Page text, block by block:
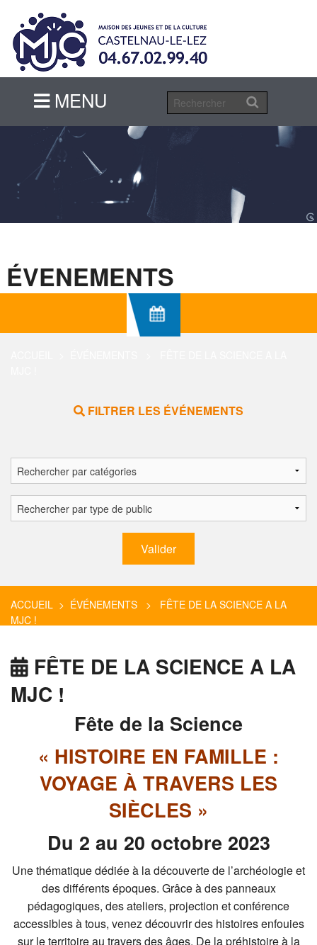
MENU
ÉVENEMENTS
FILTRER LES ÉVÉNEMENTS
ACCUEIL > ÉVÉNEMENTS > FÊTE DE LA SCIENCE A LA
MJC !
FÊTE DE LA SCIENCE A LA
MJC !
Fête de la Science
« HISTOIRE EN FAMILLE :
VOYAGE À TRAVERS LES
SIÈCLES »
Du 2 au 20 octobre 2023
Une thématique dédiée à la découverte de l’archéologie et
des différents époques. Grâce à des panneaux
pédagogiques, des ateliers, projection et conférence
accessibles à tous, venez découvrir des histoires enfouies
sur le territoire au travers des âges. De la préhistoire à la